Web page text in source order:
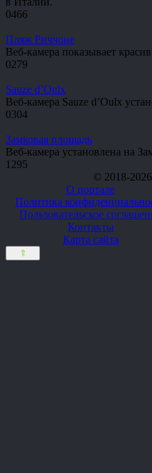
0466
Пляж Риччоне
Веб-камера показывает
0279
Sauze d’Oulx
Веб-камера Sauze d’Oulx
0304
Замковая площадь
Веб-камера установлена на
1 295
© 2018-
О портале
Политика
Пользовательское
Контакты
Карта сайта